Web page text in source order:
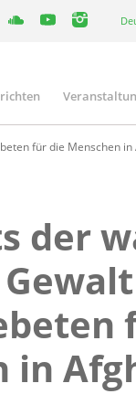
für die Menschen
der
in